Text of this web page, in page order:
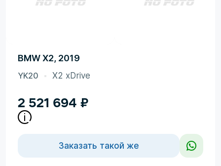
BMW X2, 2019
YK20 X2 xDrive
2 521 694 ₽
Заказать такой же